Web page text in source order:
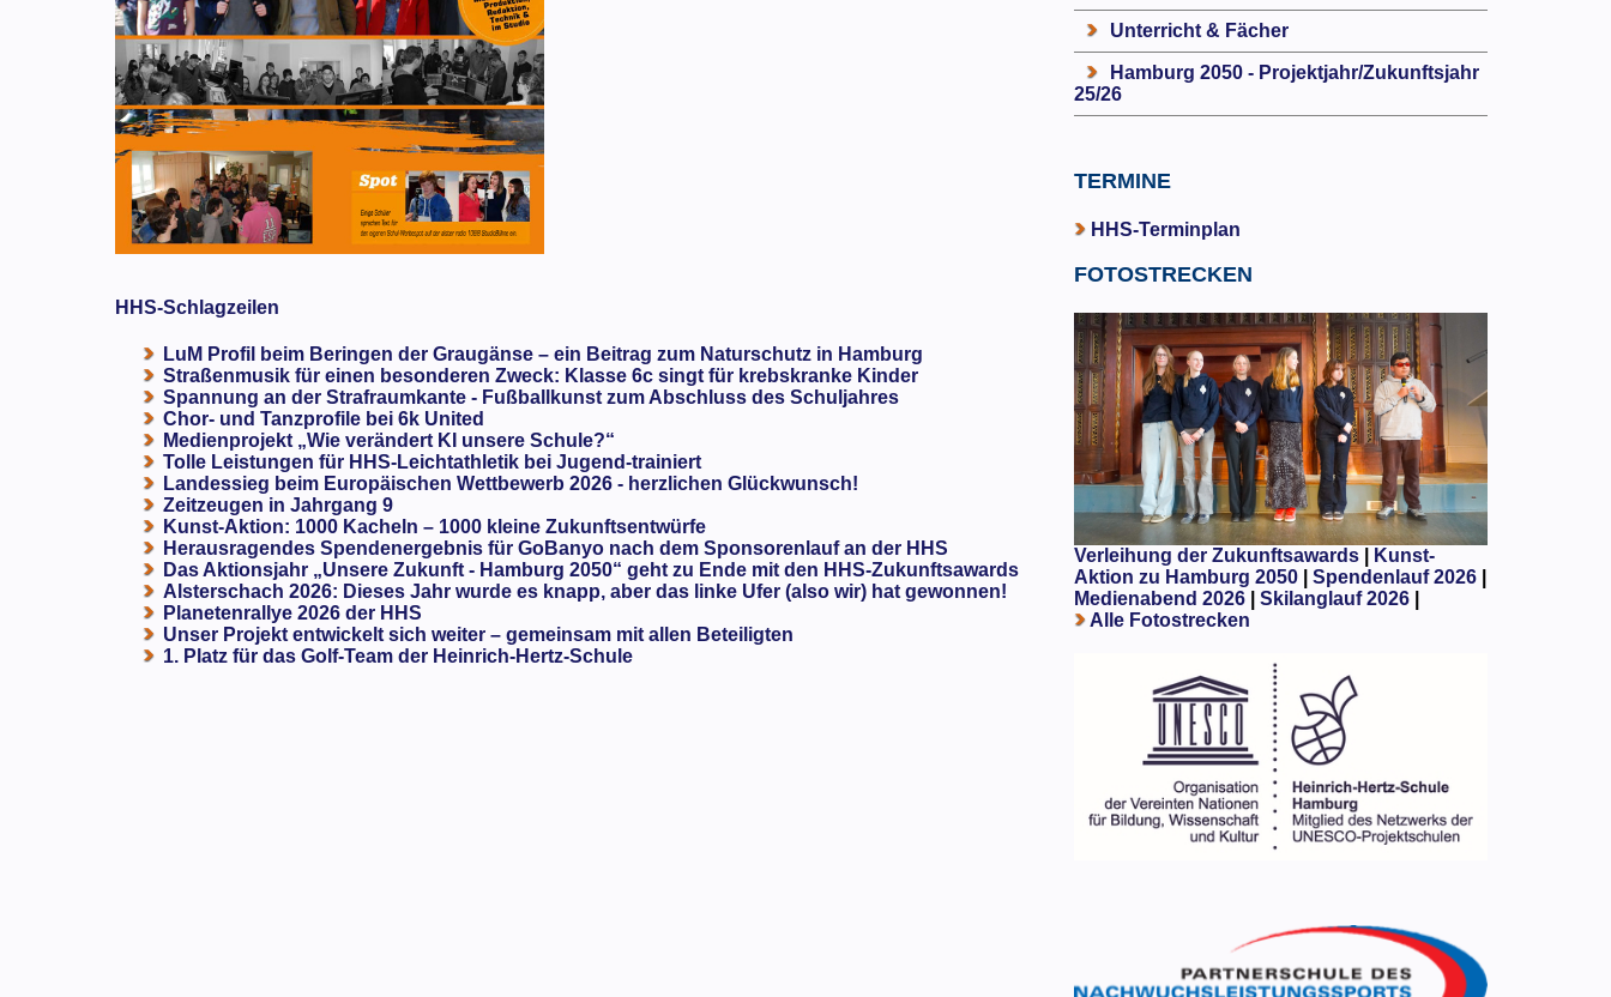
HHS-Schlagzeilen
LuM Profil beim Beringen der Graugänse – ein Beitrag zum Naturschutz in Hamburg
Straßenmusik für einen besonderen Zweck: Klasse 6c singt für krebskranke Kinder
Spannung an der Strafraumkante - Fußballkunst zum Abschluss des Schuljahres
Chor- und Tanzprofile bei 6k United
Medienprojekt „Wie verändert KI unsere Schule?“
Tolle Leistungen für HHS-Leichtathletik bei Jugend-trainiert
Landessieg beim Europäischen Wettbewerb 2026 - herzlichen Glückwunsch!
Zeitzeugen in Jahrgang 9
Kunst-Aktion: 1000 Kacheln – 1000 kleine Zukunftsentwürfe
Herausragendes Spendenergebnis für GoBanyo nach dem Sponsorenlauf an der HHS
Das Aktionsjahr „Unsere Zukunft - Hamburg 2050“ geht zu Ende mit den HHS-Zukunftsawards
Alsterschach 2026: Dieses Jahr wurde es knapp, aber das linke Ufer (also wir) hat gewonnen!
Planetenrallye 2026 der HHS
Unser Projekt entwickelt sich weiter – gemeinsam mit allen Beteiligten
1. Platz für das Golf-Team der Heinrich-Hertz-Schule
Unterricht & Fächer
Hamburg 2050 - Projektjahr/Zukunftsjahr
25/26
TERMINE
HHS-Terminplan
FOTOSTRECKEN
Verleihung der Zukunftsawards|
Kunst-
Aktion zu Hamburg 2050
Spendenlauf 2026|
Medienabend 2026| Skilanglauf 2026|
Alle Fotostrecken